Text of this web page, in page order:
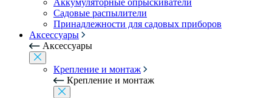
Аккумуляторные опрыскиватели
Садовые распылители
Принадлежности для садовых приборов
Аксессуары
Аксессуары
Крепление и монтаж
Крепление и монтаж